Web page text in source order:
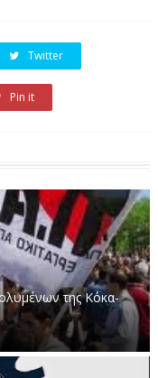
Twitter
Pin it
της Κόκα-